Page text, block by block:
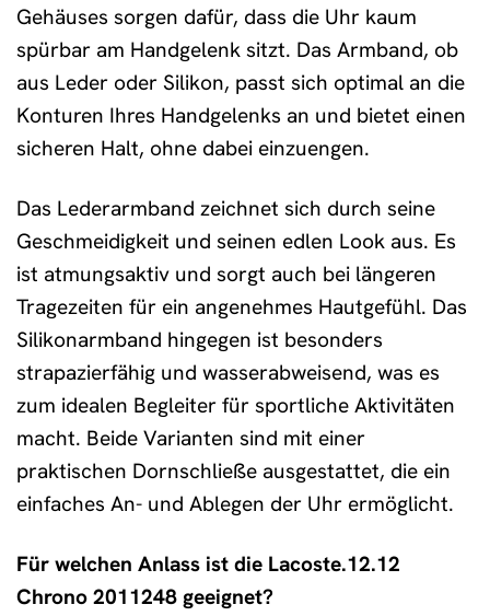
Gehäuses sorgen dafür, dass die Uhr kaum
spürbar am Handgelenk sitzt. Das Armband, ob
aus Leder oder Silikon, passt sich optimal an die
Konturen Ihres Handgelenks an und bietet einen
sicheren Halt, ohne dabei einzuengen.
Das Lederarmband zeichnet sich durch seine
Geschmeidigkeit und seinen edlen Look aus. Es
ist atmungsaktiv und sorgt auch bei längeren
Tragezeiten für ein angenehmes Hautgefühl. Das
Silikonarmband hingegen ist besonders
strapazierfähig und wasserabweisend, was es
zum idealen Begleiter für sportliche Aktivitäten
macht. Beide Varianten sind mit einer
praktischen Dornschließe ausgestattet, die ein
einfaches An- und Ablegen der Uhr ermöglicht.
Für welchen Anlass ist die Lacoste.12.12
Chrono 2011248 geeignet?